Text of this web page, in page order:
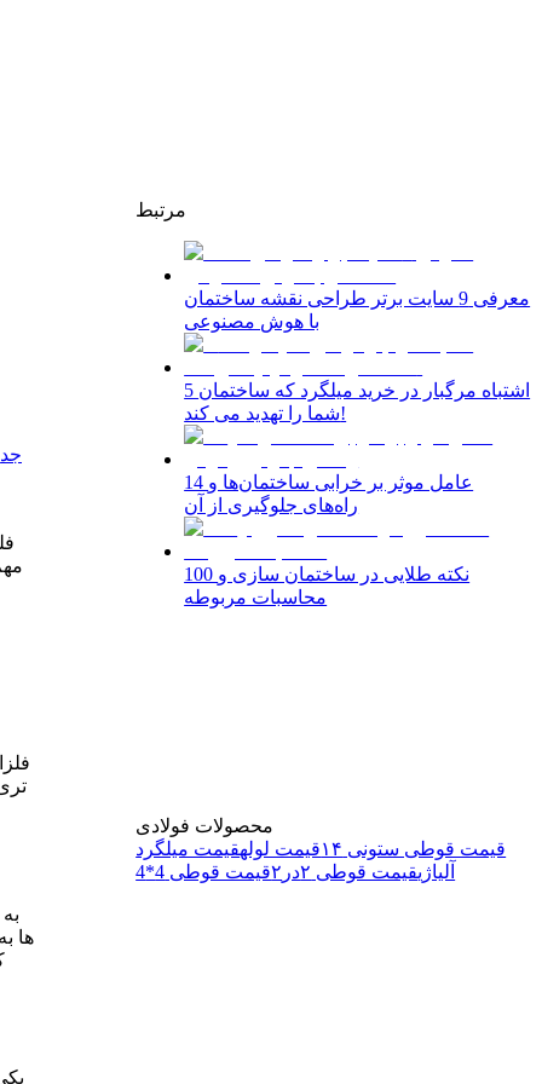
ها
مرتبط
معرفی 9 سایت برتر طراحی نقشه ساختمان
با هوش مصنوعی
5 اشتباه مرگبار در خرید میلگرد که ساختمان
شما را تهدید می کند!
14 عامل موثر بر خرابی ساختمان‌ها و
راه‌های جلوگیری از آن
100 نکته طلایی در ساختمان سازی و
محاسبات مربوطه
محصولات فولادی
قیمت قوطی ستونی ۱۴
قیمت لولهقیمت میلگرد
آلیاژیقیمت قوطی ۲در۲ قیمت قوطی 4*4